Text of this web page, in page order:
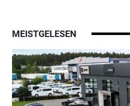
MEISTGELESEN